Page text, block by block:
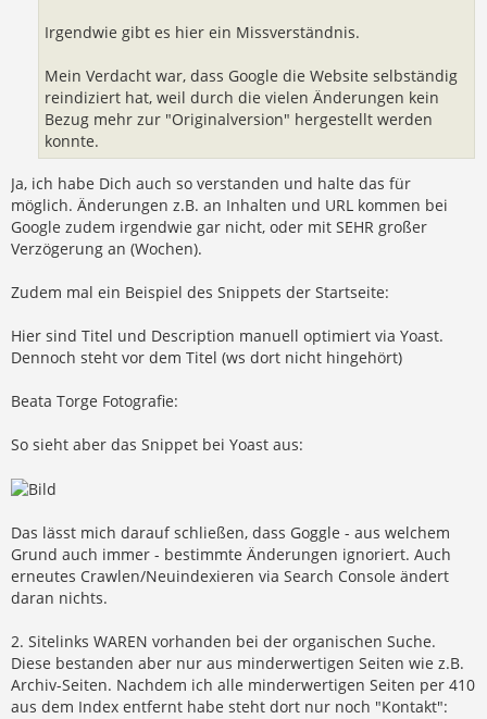
Irgendwie gibt es hier ein Missverständnis.
Mein Verdacht war, dass Google die Website selbständig
reindiziert hat, weil durch die vielen Änderungen kein
Bezug mehr zur "Originalversion" hergestellt werden
konnte.
Ja, ich habe Dich auch so verstanden und halte das für
möglich. Änderungen z.B. an Inhalten und URL kommen bei
Google zudem irgendwie gar nicht, oder mit SEHR großer
Verzögerung an (Wochen).
Zudem mal ein Beispiel des Snippets der Startseite:
Hier sind Titel und Description manuell optimiert via Yoast.
Dennoch steht vor dem Titel (ws dort nicht hingehört)
Beata Torge Fotografie:
So sieht aber das Snippet bei Yoast aus:
Das lässt mich darauf schließen, dass Goggle - aus welchem
Grund auch immer - bestimmte Änderungen ignoriert. Auch
erneutes Crawlen/Neuindexieren via Search Console ändert
daran nichts.
2. Sitelinks WAREN vorhanden bei der organischen Suche.
Diese bestanden aber nur aus minderwertigen Seiten wie z.B.
Archiv-Seiten. Nachdem ich alle minderwertigen Seiten per 410
aus dem Index entfernt habe steht dort nur noch "Kontakt":